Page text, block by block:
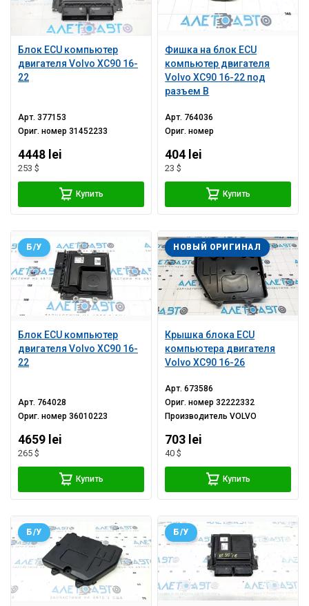
Блок ECU компьютер
двигателя Volvo XC90 16-
22
Арт.377153
Ориг. номер31452233
4448 lei
253 $
Купить
Фишка на блок ECU
компьютер двигателя
Volvo XC90 16-22 под
разъем B
Арт. 764036
Ориг. номер
404 lei
23 $
Купить
Блок ECU компьютер
двигателя Volvo XC90 16-
22
Б/У
Арт. 764028
Ориг. номер36010223
4659 lei
265 $
Купить
Крышка блока ECU
компьютера двигателя
Volvo XC90 16-26
НОВЫЙ ОРИГИНАЛ
Арт.673586
Ориг. номер32222332
ПроизводительVOLVO
703 lei
40 $
Купить
Б/У Б/У